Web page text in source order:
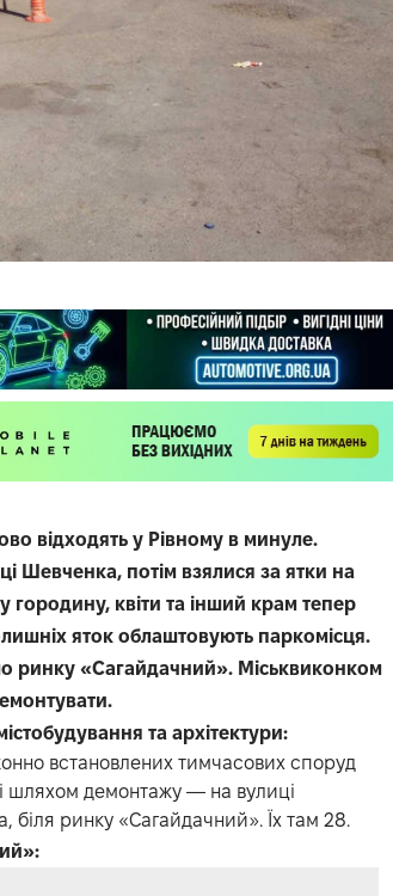
відходять у Рівному в минуле.
Шевченка, потім взялися за ятки на
городину, квіти та інший крам тепер
яток облаштовують паркомісця.
ринку «Сагайдачний». Міськвиконком
та архітектури:
встановлених тимчасових споруд
шляхом демонтажу — на вулиці
біля ринку «Сагайдачний». Їх там 28.